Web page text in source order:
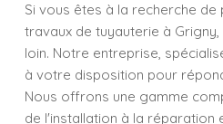
Si vous êtes à la recherche
travaux de tuyauterie à
loin. Notre entreprise,
à votre disposition pour
Nous offrons une gamme
de l'installation à la réparation